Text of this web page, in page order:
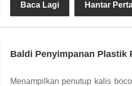
Baca Lagi Hantar
Baldi Penyimpanan Plastik
Menampilkan penutup kalis